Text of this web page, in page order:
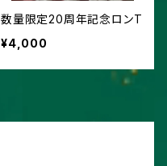
数量限定20周年記念ロンT
¥4,000